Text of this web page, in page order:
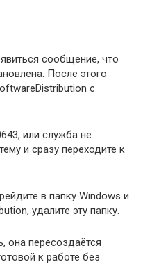
сообщение, что
После этого
с
или служба не
и сразу переходите к
в папку Windows и
удалите эту папку.
она пересоздаётся
к работе без